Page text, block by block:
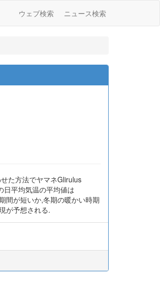
ウェブ検索 ニュース検索
た方法でヤマネGlirulus
日平均気温の平均値は
間が短いか,冬期の暖かい時期
が予想される.